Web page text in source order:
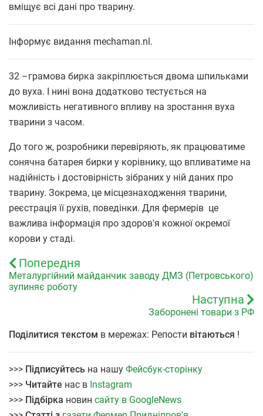
вміщує всі дані про тварину.
Інформує видання mechaman.nl.
32 –грамова бирка закріплюється двома шпильками
до вуха. І нині вона додатково тестується на
можливість негативного впливу на зростання вуха
тварини з часом.
До того ж, розробники перевіряють, як працюватиме
сонячна батарея бирки у корівнику, що впливатиме на
надійність і достовірність зібраних у ній даних про
тварину. Зокрема, це місцезнаходження тварини,
реєстрація її рухів, поведінки. Для фермерів це
важлива інформація про здоров'я кожної окремої
корови у стаді.
Попередня
Металургійний майданчик заводу ДМЗ (Петровського)
зупиняє роботу
Наступна
Заборонені товари з РФ
Поділитися текстом в мережах: Репости вітаються !
>>> Підписуйтесь на нашу Фейсбук-сторінку
>>> Читайте нас в Instagram
>>> Підбірка новин сайту в GoogleNews